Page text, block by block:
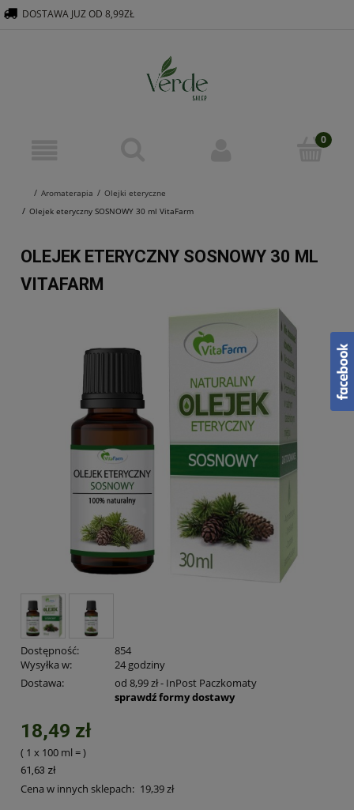
Aromaterapia
Olejki eteryczne
Olejek eteryczny SOSNOWY 30 ml VitaFarm
DOSTAWA JUZ OD 8,99ZŁ
OLEJEK ETERYCZNY SOSNOWY 30 ML
VITAFARM
Dostępność:
854
Wysyłka w:
24 godziny
Dostawa:
od 8,99 zł- InPost Paczkomaty
sprawdź formy dostawy
18,49 zł
( 1 x 100 ml =
61,63 zł
)
Cena w innych sklepach: 19,39 zł